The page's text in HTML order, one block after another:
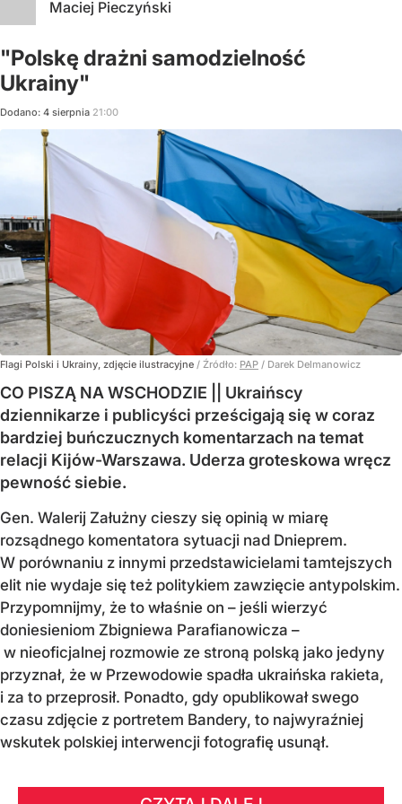
Maciej Pieczyński
"Polskę drażni samodzielność
Ukrainy"
Dodano: 4 sierpnia 21:00
Flagi Polski i Ukrainy, zdjęcie ilustracyjne / Źródło: PAP / Darek Delmanowicz
CO PISZĄ NA WSCHODZIE || Ukraińscy
dziennikarze i publicyści prześcigają się w coraz
bardziej buńczucznych komentarzach na temat
relacji Kijów-Warszawa. Uderza groteskowa wręcz
pewność siebie.
Gen. Walerij Załużny cieszy się opinią w miarę
rozsądnego komentatora sytuacji nad Dnieprem.
W porównaniu z innymi przedstawicielami tamtejszych
elit nie wydaje się też politykiem zawzięcie antypolskim.
Przypomnijmy, że to właśnie on – jeśli wierzyć
doniesieniom Zbigniewa Parafianowicza –
w nieoficjalnej rozmowie ze stroną polską jako jedyny
przyznał, że w Przewodowie spadła ukraińska rakieta,
i za to przeprosił. Ponadto, gdy opublikował swego
czasu zdjęcie z portretem Bandery, to najwyraźniej
wskutek polskiej interwencji fotografię usunął.